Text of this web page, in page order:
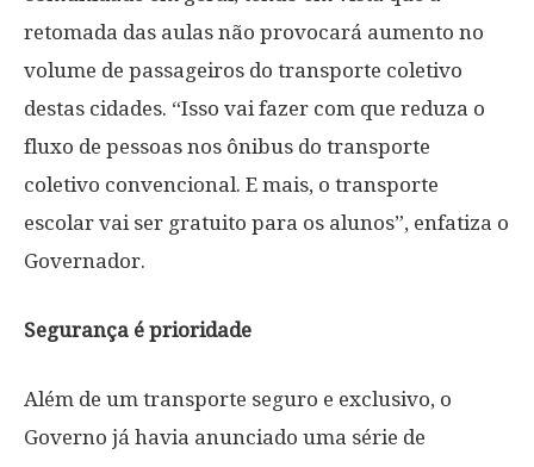
retomada das aulas não provocará aumento no
volume de passageiros do transporte coletivo
destas cidades. “Isso vai fazer com que reduza o
fluxo de pessoas nos ônibus do transporte
coletivo convencional. E mais, o transporte
escolar vai ser gratuito para os alunos”, enfatiza o
Governador.
Segurança é prioridade
Além de um transporte seguro e exclusivo, o
Governo já havia anunciado uma série de